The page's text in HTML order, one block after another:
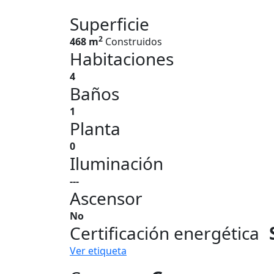
Superficie
468 m2 Construidos
Habitaciones
4
Baños
1
Planta
0
Iluminación
---
Ascensor
No
Certificación energética
Ver etiqueta